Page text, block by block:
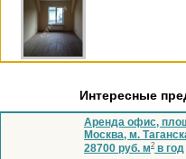
Интересные
Аренда офис,
Москва, м.
28700 руб. м2 в год